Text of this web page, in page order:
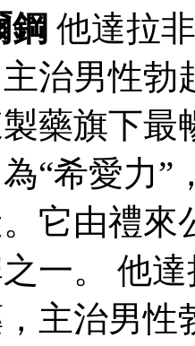
鋼 他達拉
治男性
藥旗下
“希愛力”
它由禮來
一。 他
主治男性